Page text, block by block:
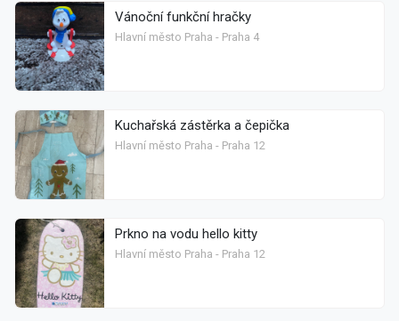
Vánoční funkční hračky
Hlavní město Praha - Praha 4
Kuchařská zástěrka a čepička
Hlavní město Praha - Praha 12
Prkno na vodu hello kitty
Hlavní město Praha - Praha 12